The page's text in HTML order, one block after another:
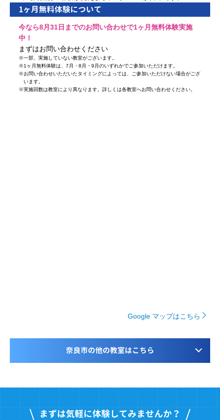
1ヶ月無料体験について
今なら8月31日までのお問い合わせで1ヶ月無料体験実施
中！
まずはお問い合わせください
※一部、実施していない教室がございます。
※1ヶ月無料体験は、7月・8月・9月のいずれかでご参加いただけます。
※お問い合わせいただいたタイミングによっては、ご参加いただけない場合がござ
います。
※実施回数は教室により異なります。詳しくは各教室へお問い合わせください。
Google マップはこちら
奈良市の他の教室はこちら
まずは気軽に体験してみませんか？